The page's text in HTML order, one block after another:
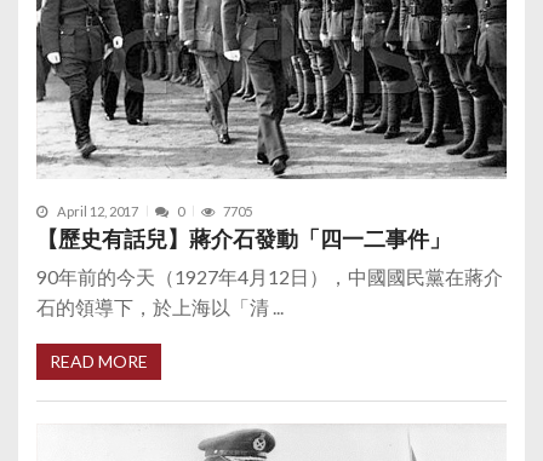
April 12, 2017 0 7705
【歷史有話兒】蔣介石發動「四一二事件」
90年前的今天（1927年4月12日），中國國民黨在蔣介
石的領導下，於上海以「清 ...
READ MORE